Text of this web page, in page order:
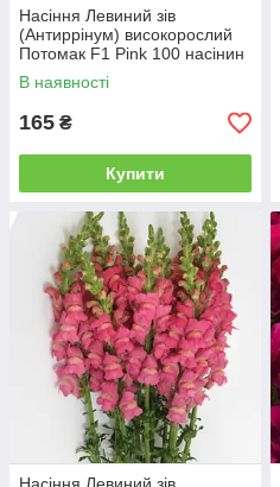
Насіння Левиний зів
(Антиррінум) високорослий
Потомак F1 Рink 100 насінин
Pan American
В наявності
165 ₴
Купити